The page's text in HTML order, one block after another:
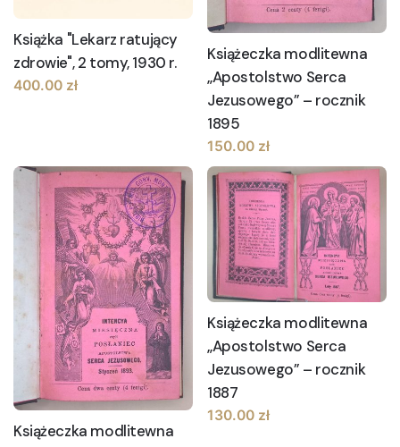
Książka "Lekarz ratujący
zdrowie", 2 tomy, 1930 r.
400.00 zł
Książeczka modlitewna
„Apostolstwo Serca
Jezusowego” – rocznik
1895
150.00 zł
Książeczka modlitewna
Książeczka modlitewna
„Apostolstwo Serca
Jezusowego” – rocznik
1887
130.00 zł